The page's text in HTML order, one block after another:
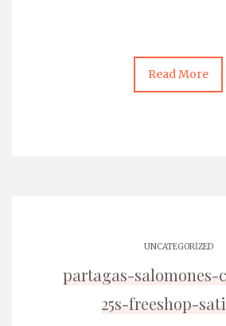
Read More
UNCATEGORIZED
partagas-
25s-freeshop-